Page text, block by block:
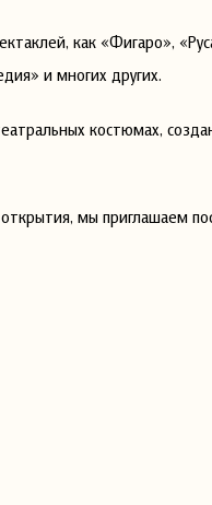
как «Фигаро»,
и многих других.
костюмах,
мы приглашаем